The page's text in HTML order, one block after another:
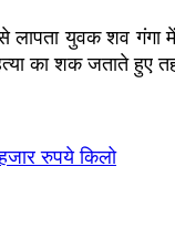
युवक शव गंगा
का शक जताते हुए